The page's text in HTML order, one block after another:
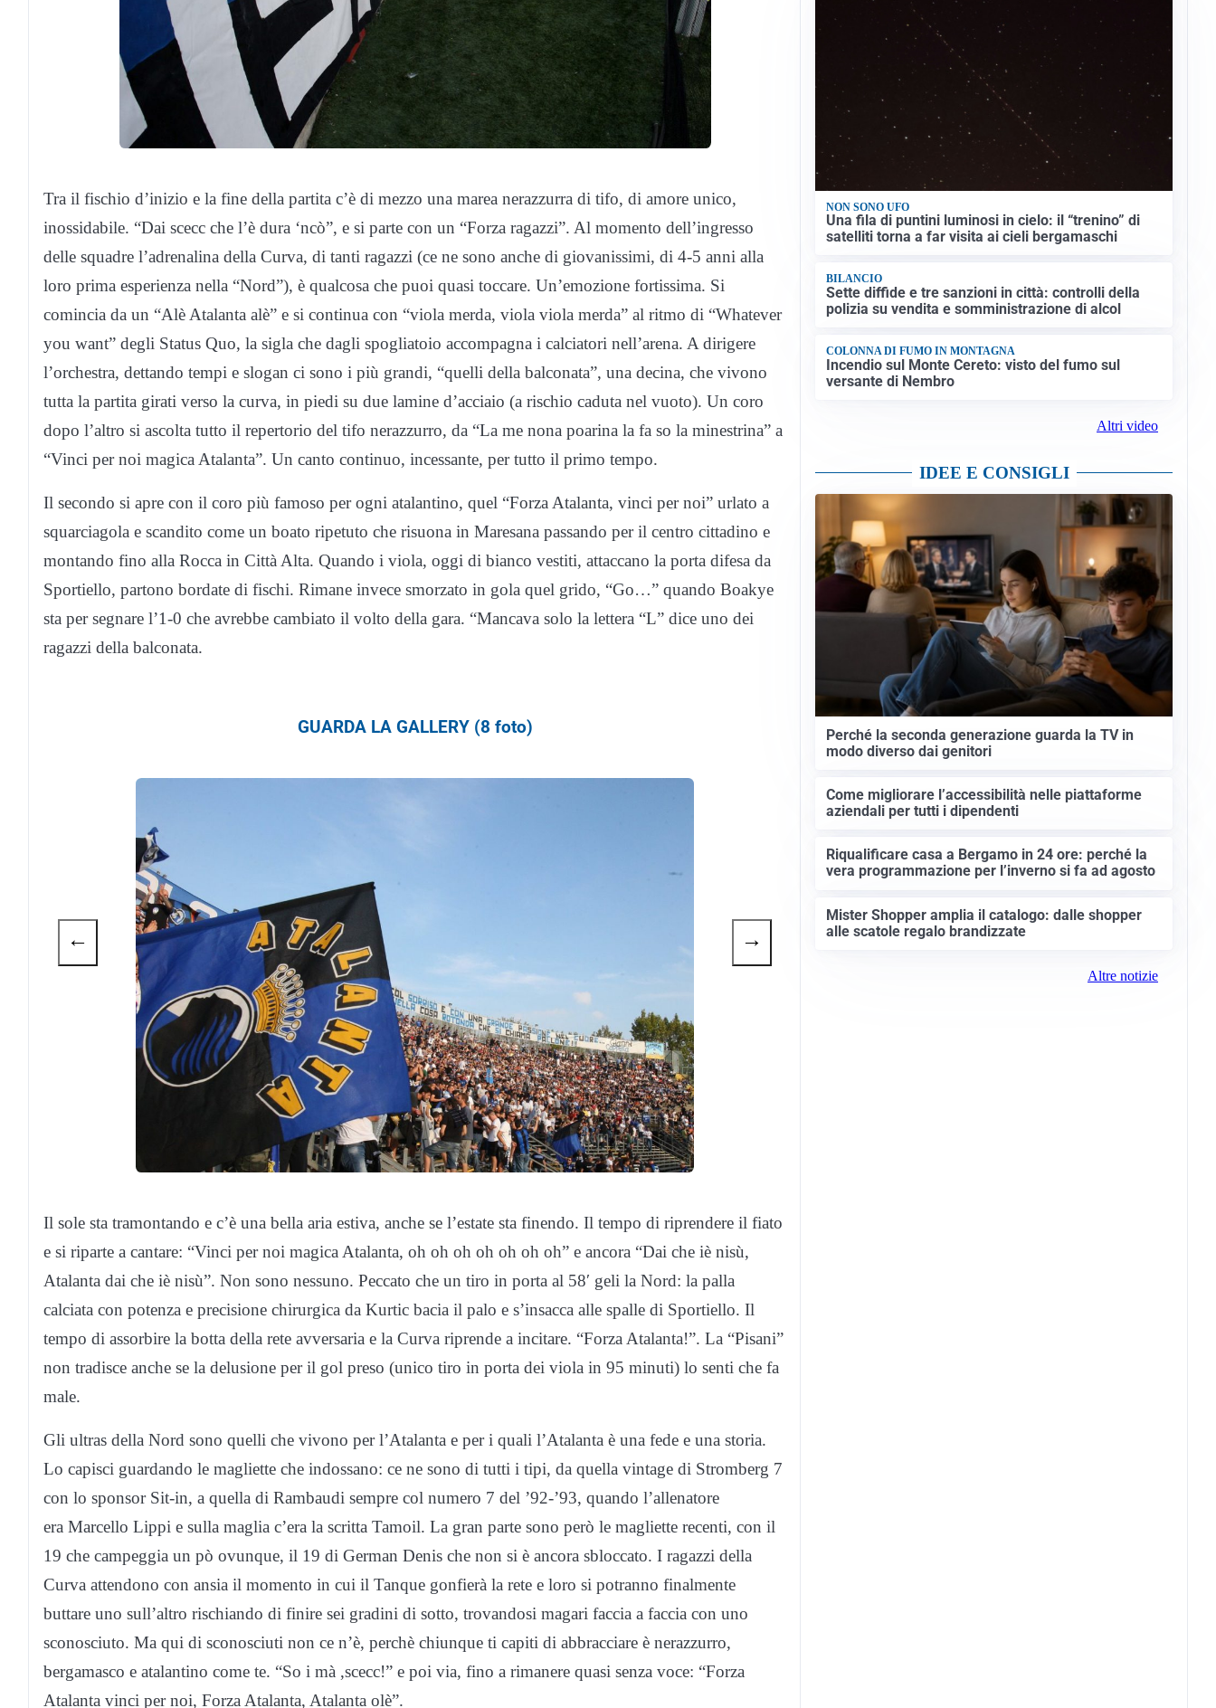
Tra il fischio d’inizio e la fine della partita c’è di mezzo una marea nerazzurra di tifo, di amore unico,
inossidabile. “Dai scecc che l’è dura ‘ncò”, e si parte con un “Forza ragazzi”. Al momento dell’ingresso
delle squadre l’adrenalina della Curva, di tanti ragazzi (ce ne sono anche di giovanissimi, di 4-5 anni alla
loro prima esperienza nella “Nord”), è qualcosa che puoi quasi toccare. Un’emozione fortissima. Si
comincia da un “Alè Atalanta alè” e si continua con “viola merda, viola viola merda” al ritmo di “Whatever
you want” degli Status Quo, la sigla che dagli spogliatoio accompagna i calciatori nell’arena. A dirigere
l’orchestra, dettando tempi e slogan ci sono i più grandi, “quelli della balconata”, una decina, che vivono
tutta la partita girati verso la curva, in piedi su due lamine d’acciaio (a rischio caduta nel vuoto). Un coro
dopo l’altro si ascolta tutto il repertorio del tifo nerazzurro, da “La me nona poarina la fa so la minestrina” a
“Vinci per noi magica Atalanta”. Un canto continuo, incessante, per tutto il primo tempo.
Il secondo si apre con il coro più famoso per ogni atalantino, quel “Forza Atalanta, vinci per noi” urlato a
squarciagola e scandito come un boato ripetuto che risuona in Maresana passando per il centro cittadino e
montando fino alla Rocca in Città Alta. Quando i viola, oggi di bianco vestiti, attaccano la porta difesa da
Sportiello, partono bordate di fischi. Rimane invece smorzato in gola quel grido, “Go…” quando Boakye
sta per segnare l’1-0 che avrebbe cambiato il volto della gara. “Mancava solo la lettera “L” dice uno dei
ragazzi della balconata.
GUARDA LA GALLERY (8 foto)
← →
Il sole sta tramontando e c’è una bella aria estiva, anche se l’estate sta finendo. Il tempo di riprendere il fiato
e si riparte a cantare: “Vinci per noi magica Atalanta, oh oh oh oh oh oh oh” e ancora “Dai che iè nisù,
Atalanta dai che iè nisù”. Non sono nessuno. Peccato che un tiro in porta al 58′ geli la Nord: la palla
calciata con potenza e precisione chirurgica da Kurtic bacia il palo e s’insacca alle spalle di Sportiello. Il
tempo di assorbire la botta della rete avversaria e la Curva riprende a incitare. “Forza Atalanta!”. La “Pisani”
non tradisce anche se la delusione per il gol preso (unico tiro in porta dei viola in 95 minuti) lo senti che fa
male.
Gli ultras della Nord sono quelli che vivono per l’Atalanta e per i quali l’Atalanta è una fede e una storia.
Lo capisci guardando le magliette che indossano: ce ne sono di tutti i tipi, da quella vintage di Stromberg 7
con lo sponsor Sit-in, a quella di Rambaudi sempre col numero 7 del ’92-’93, quando l’allenatore
era Marcello Lippi e sulla maglia c’era la scritta Tamoil. La gran parte sono però le magliette recenti, con il
19 che campeggia un pò ovunque, il 19 di German Denis che non si è ancora sbloccato. I ragazzi della
Curva attendono con ansia il momento in cui il Tanque gonfierà la rete e loro si potranno finalmente
buttare uno sull’altro rischiando di finire sei gradini di sotto, trovandosi magari faccia a faccia con uno
sconosciuto. Ma qui di sconosciuti non ce n’è, perchè chiunque ti capiti di abbracciare è nerazzurro,
bergamasco e atalantino come te. “So i mà ,scecc!” e poi via, fino a rimanere quasi senza voce: “Forza
Atalanta vinci per noi, Forza Atalanta, Atalanta olè”.
NON SONO UFO
Una fila di puntini luminosi in cielo: il “trenino” di
satelliti torna a far visita ai cieli bergamaschi
BILANCIO
Sette diffide e tre sanzioni in città: controlli della
polizia su vendita e somministrazione di alcol
COLONNA DI FUMO IN MONTAGNA
Incendio sul Monte Cereto: visto del fumo sul
versante di Nembro
Altri video
IDEE E CONSIGLI
Perché la seconda generazione guarda la TV in
modo diverso dai genitori
Come migliorare l’accessibilità nelle piattaforme
aziendali per tutti i dipendenti
Riqualificare casa a Bergamo in 24 ore: perché la
vera programmazione per l’inverno si fa ad agosto
Mister Shopper amplia il catalogo: dalle shopper
alle scatole regalo brandizzate
Altre notizie